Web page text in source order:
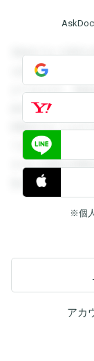
登録すると回答
を閲覧すること
ができます。登
録すると回答を
閲覧することが
できます。登録
すると回答を閲
覧することができ
※個
アカ